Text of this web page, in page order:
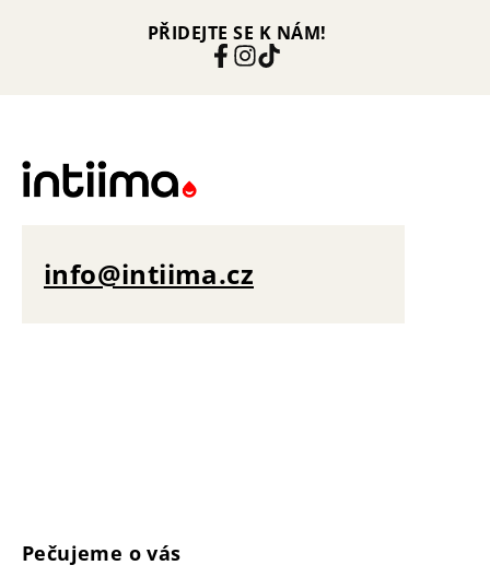
PŘIDEJTE SE K NÁM!
info@intiima.cz
Pečujeme o vás